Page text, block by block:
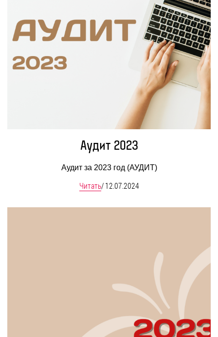
Аудит 2023
Аудит за 2023 год (АУДИТ)
Читать/ 12.07.2024